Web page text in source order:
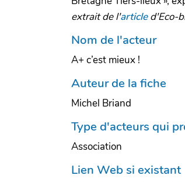
extrait de l'articled'Eco-
Nom de l'acteur
A+ c’est mieux !
Auteur de la fiche
Michel Briand
Type d'acteurs qui
Association
Lien Web si existant